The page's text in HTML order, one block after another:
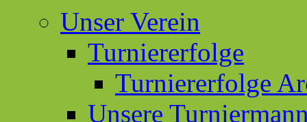
Unser Verein
Turniererfolge
Turniererfolge
Unsere